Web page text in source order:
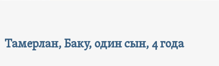
Тамерлан, Баку, один сын, 4 года